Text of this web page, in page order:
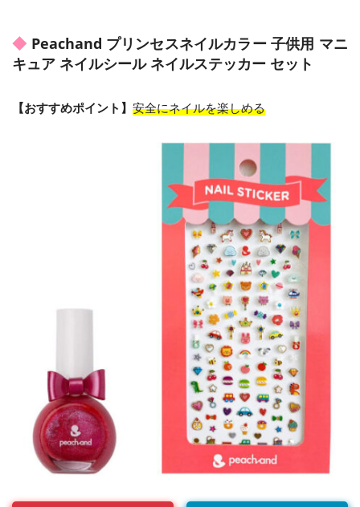
Peachand プリンセスネイルカラー 子供用 マニ
キュア ネイルシール ネイルステッカー セット
【おすすめポイント】 安全にネイルを楽しめる